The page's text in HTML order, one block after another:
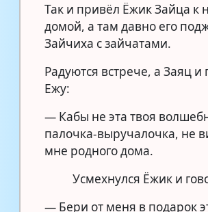
Так и привёл Ёжик Зайца к
домой, а там давно его
Зайчиха с зайчатами.
Радуются встрече, а Заяц и
Ежу:
— Кабы не эта твоя
палочка-выручалочка, не
мне родного дома.
Усмехнулся Ёжик и
— Бери от меня в подарок